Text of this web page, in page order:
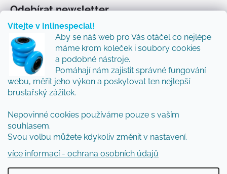
Vítejte v Inlinespecial!
Aby se náš web pro Vás otáčel co nejlépe
máme krom koleček i soubory cookies
a podobné nástroje.
Pomáhají nám zajistit správné fungování
webu, měřit jeho výkon a poskytovat ten nejlepší
bruslařský zážitek.
Nepovinné cookies používáme pouze s vaším
souhlasem.
Svou volbu můžete kdykoliv změnit v nastavení.
více informací - ochrana osobních údajů
Odebírat newsletter
Vložte svůj e-mail a my vám budeme zasílat informace
o nových produktech na našem e-shopu.
Přidejte se k nám a my Vám budeme zasílat ty nejlepší
novinky a tipy.
E-mail
Vložením e-mailu souhlasíte spodmínkami
ochrany osobních údajů
PŘIHLÁSIT SE